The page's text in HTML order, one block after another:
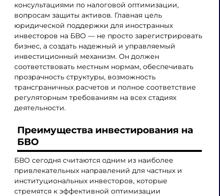
консультациями по налоговой оптимизации,
вопросам защиты активов. Главная цель
юридической поддержки для иностранных
инвесторов на БВО — не просто зарегистрировать
бизнес, а создать надежный и управляемый
инвестиционный механизм. Он должен
соответствовать местным нормам, обеспечивать
прозрачность структуры, возможность
трансграничных расчетов и полное соответствие
регуляторным требованиям на всех стадиях
деятельности.
Преимущества инвестирования на
БВО
БВО сегодня считаются одним из наиболее
привлекательных направлений для частных и
институциональных инвесторов, которые
стремятся к эффективной оптимизации